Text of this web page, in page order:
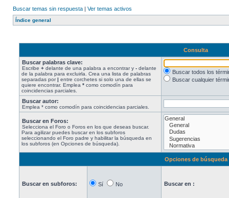
Buscar temas sin respuesta | Ver temas activos
Índice general
Consulta
Buscar palabras clave:
Escribe + delante de una palabra a encontrar y - delante
de la palabra para excluirla. Crea una lista de palabras
separadas por| entre corchetes si solo una de ellas se
quiere encontrar. Emplea * como comodín para
coincidencias parciales.
Buscar todos los
Buscar cualquier
Buscar autor:
Emplea * como comodín para coincidencias parciales.
Buscar en Foros:
Selecciona el Foro o Foros en los que deseas buscar.
Para agilizar puedes buscar en los subforos
seleccionando el Foro padre y habilitar la búsqueda en
los subforos (en Opciones de búsqueda).
Opciones de búsqueda
Buscar en subforos: Sí No Buscar en :